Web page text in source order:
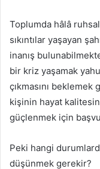
Toplumda hâlâ
sıkıntılar yaşayan
inanış
bir kriz yaşamak
çıkmasını
kişinin hayat
güçlenmek için
Peki hangi
düşünmek gerekir?